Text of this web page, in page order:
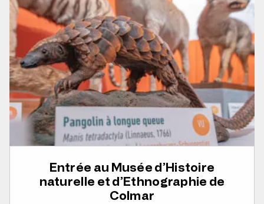
Entrée au Musée d’Histoire
naturelle et d’Ethnographie de
Colmar